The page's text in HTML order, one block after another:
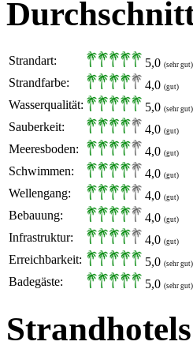
Strandart: 5,0 (sehr gut)
Strandfarbe: 4,0 (gut)
Wasserqualität: 5,0 (sehr gut)
Sauberkeit: 4,0 (gut)
Meeresboden: 4,0 (gut)
Schwimmen: 4,0 (gut)
Wellengang: 4,0 (gut)
Bebauung: 4,0 (gut)
Infrastruktur: 4,0 (gut)
Erreichbarkeit: 5,0 (sehr gut)
Badegäste: 5,0 (sehr gut)